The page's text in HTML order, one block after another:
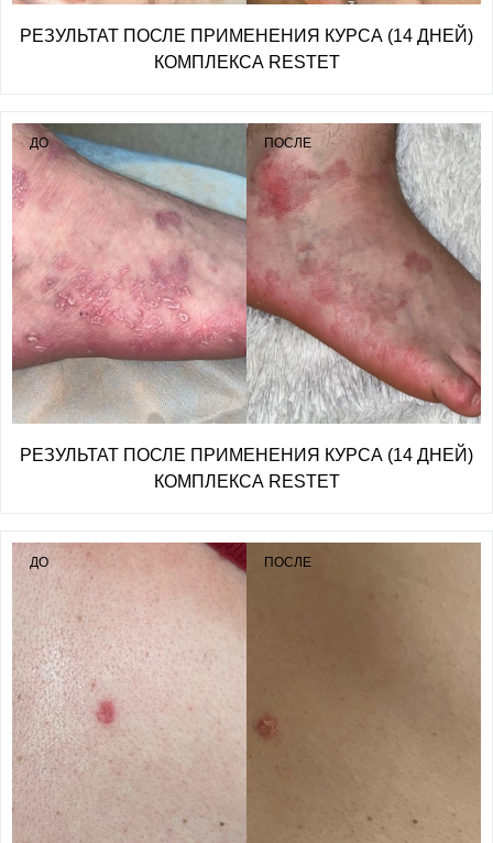
РЕЗУЛЬТАТ ПОСЛЕ ПРИМЕНЕНИЯ КУРСА (14 ДНЕЙ)
КОМПЛЕКСА RESTET
ДО ПОСЛЕ
РЕЗУЛЬТАТ ПОСЛЕ ПРИМЕНЕНИЯ КУРСА (14 ДНЕЙ)
КОМПЛЕКСА RESTET
ДО ПОСЛЕ